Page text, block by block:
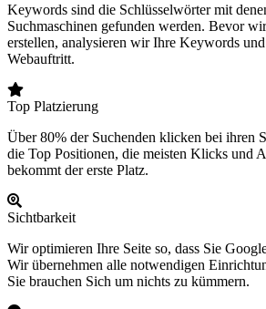
Keywords sind die Schlüsselwörter mit
Suchmaschinen gefunden werden. Bevor
erstellen, analysieren wir Ihre Keywords
Webauftritt.
Top Platzierung
Über 80% der Suchenden klicken bei ihren
die Top Positionen, die meisten Klicks und
bekommt der erste Platz.
Sichtbarkeit
Wir optimieren Ihre Seite so, dass Sie
Wir übernehmen alle notwendigen
Sie brauchen Sich um nichts zu kümmern.